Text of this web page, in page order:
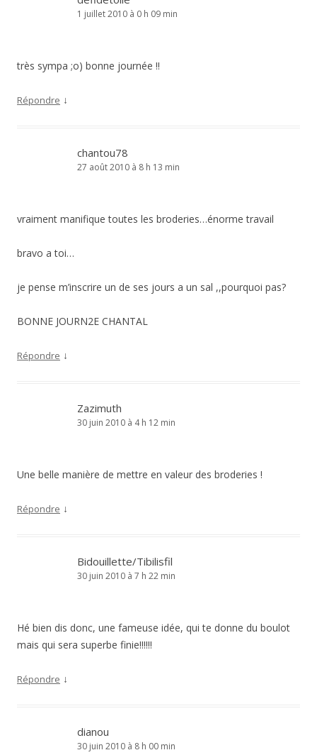
1 juillet 2010 à 0 h 09 min
très sympa ;o) bonne journée !!
Répondre ↓
chantou78
27 août 2010 à 8 h 13 min
vraiment manifique toutes les broderies…énorme travail
bravo a toi…
je pense m’inscrire un de ses jours a un sal ,,pourquoi pas?
BONNE JOURN2E CHANTAL
Répondre ↓
Zazimuth
30 juin 2010 à 4 h 12 min
Une belle manière de mettre en valeur des broderies !
Répondre ↓
Bidouillette/Tibilisfil
30 juin 2010 à 7 h 22 min
Hé bien dis donc, une fameuse idée, qui te donne du boulot
mais qui sera superbe finie!!!!!!
Répondre ↓
dianou
30 juin 2010 à 8 h 00 min